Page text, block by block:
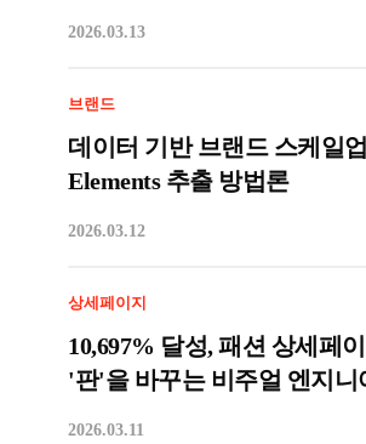
2026.03.13
브랜드
데이터 기반 브랜드 스케일
Elements 추출 방법론
2026.03.12
상세페이지
10,697% 달성, 패션 상세페
'판'을 바꾸는 비주얼 엔지니
2026.03.11